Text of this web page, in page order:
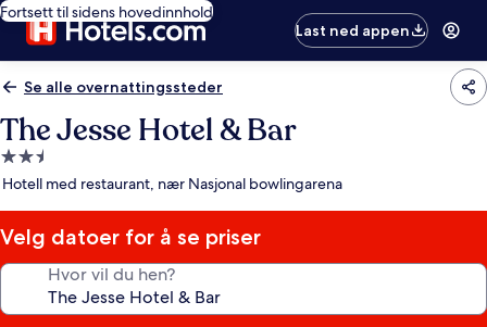
Fortsett til sidens hovedinnhold
Last ned appen
Se alle overnattingssteder
The Jesse Hotel & Bar
Overnattingssted
med
stjerner
Hotell med restaurant, nær Nasjonal bowlingarena
Velg datoer for å se priser
Hvor vil du hen?